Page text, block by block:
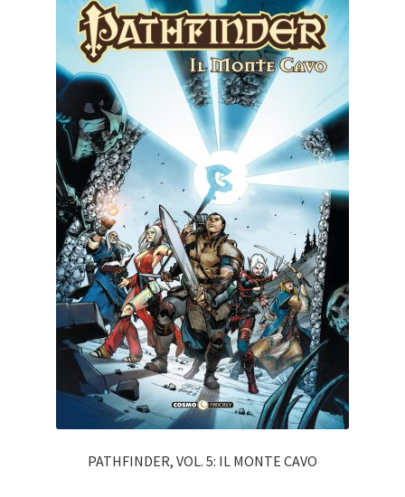
PATHFINDER, VOL. 5: IL MONTE CAVO